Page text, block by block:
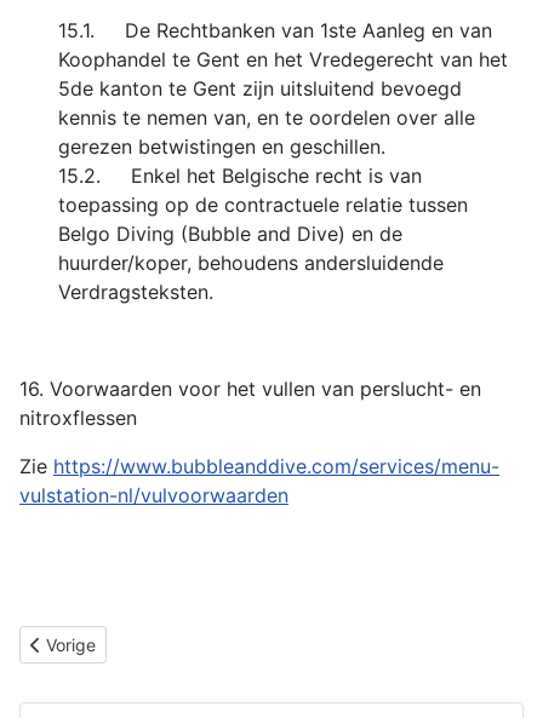
15.1. De Rechtbanken van 1ste Aanleg en van
Koophandel te Gent en het Vredegerecht van het
5de kanton te Gent zijn uitsluitend bevoegd
kennis te nemen van, en te oordelen over alle
gerezen betwistingen en geschillen.
15.2. Enkel het Belgische recht is van
toepassing op de contractuele relatie tussen
Belgo Diving (Bubble and Dive) en de
huurder/koper, behoudens andersluidende
Verdragsteksten.
16. Voorwaarden voor het vullen van perslucht- en
nitroxflessen
Zie https://www.bubbleanddive.com/services/menu-
vulstation-nl/vulvoorwaarden
Vorig artikel: Disclaimer
Vorige